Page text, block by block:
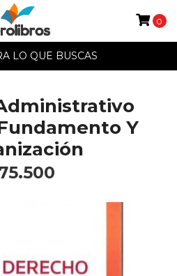
LO QUE BUSCAS
0
Y